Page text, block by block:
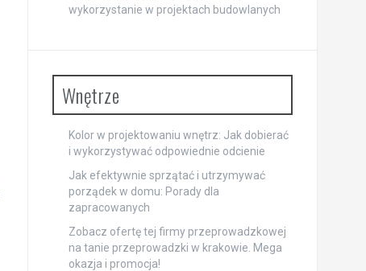
wykorzystanie w projektach budowlanych
Wnętrze
Kolor w projektowaniu wnętrz: Jak dobierać
i wykorzystywać odpowiednie odcienie
Jak efektywnie sprzątać i utrzymywać
porządek w domu: Porady dla
zapracowanych
Zobacz ofertę tej firmy przeprowadzkowej
na tanie przeprowadzki w krakowie . Mega
okazja i promocja!